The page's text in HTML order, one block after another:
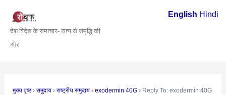
content
देश विदेश के समाचार- सत्य से समृद्धि की
ओर
मुख्य पृष्ठ › समुदाय › राष्ट्रीय समुदाय › exodermin 40G › Reply To: exodermin 40G
navigation
English Hindi